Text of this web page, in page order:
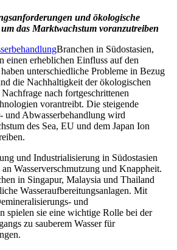
und ökologische
das Marktwachstum voranzutreiben
Branchen in Südostasien,
einen erheblichen Einfluss auf den
unterschiedliche Probleme in Bezug
die Nachhaltigkeit der ökologischen
nach fortgeschrittenen
vorantreibt. Die steigende
und Abwasserbehandlung wird
des Sea, EU und dem Japan Ion
und Industrialisierung in Südostasien
Wasserverschmutzung und Knappheit.
in Singapur, Malaysia und Thailand
Wasseraufbereitungsanlagen. Mit
und
spielen sie eine wichtige Rolle bei der
zu sauberem Wasser für